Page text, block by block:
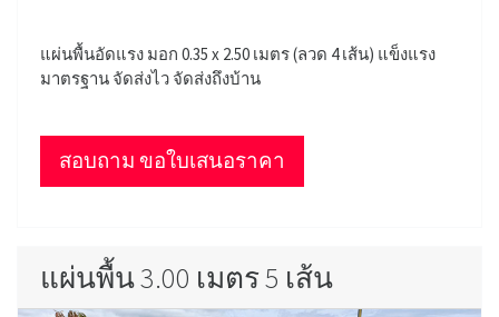
แผ่นพื้นอัดแรง มอก 0.35 x 2.50 เมตร (ลวด 4 เส้น) แข็งแรง
มาตรฐาน จัดส่งไว จัดส่งถึงบ้าน
สอบถาม ขอใบเสนอราคา
แผ่นพื้น 3.00 เมตร 5 เส้น